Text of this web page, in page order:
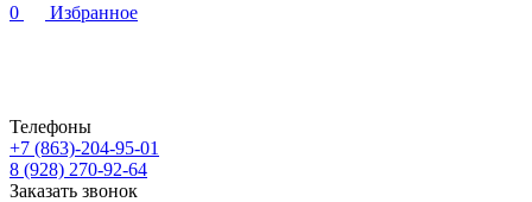
0
Избранное
Телефоны
+7 (863)-204-95-01
8 (928) 270-92-64
Заказать звонок